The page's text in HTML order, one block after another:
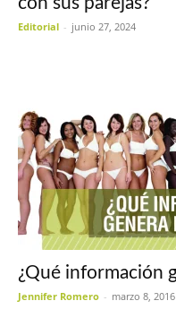
Editorial - junio 27, 2024
¿Qué información
Jennifer Romero - marzo 8, 2016